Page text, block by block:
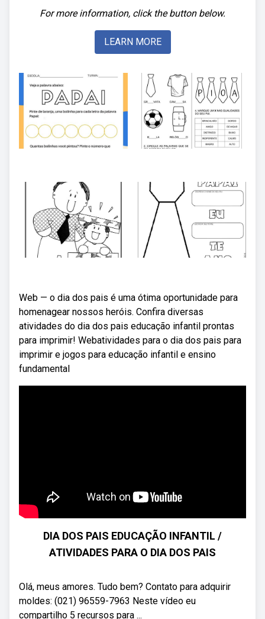
For more information, click the button below.
LEARN MORE
Web — o dia dos pais é uma ótima oportunidade para
homenagear nossos heróis. Confira diversas
atividades do dia dos pais educação infantil prontas
para imprimir! Webatividades para o dia dos pais para
imprimir e jogos para educação infantil e ensino
fundamental
DIA DOS PAIS EDUCAÇÃO INFANTIL /
ATIVIDADES PARA O DIA DOS PAIS
Olá, meus amores. Tudo bem? Contato para adquirir
moldes: (021) 96559-7963 Neste vídeo eu
compartilho 5 recursos para ...